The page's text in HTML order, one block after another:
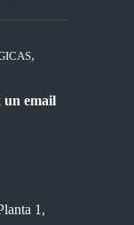
,
un email
1,